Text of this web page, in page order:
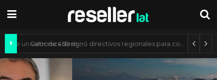
Mercado de IA agéntica tiene un valor de 450 mil millones de dólares